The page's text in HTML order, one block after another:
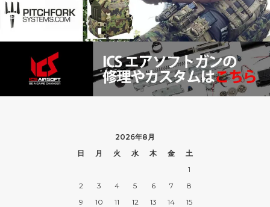
2026年8月
日
月 火 水 木 金
土
1
2
3 4 5 6 7
8
9
10 11 12 13 14
15